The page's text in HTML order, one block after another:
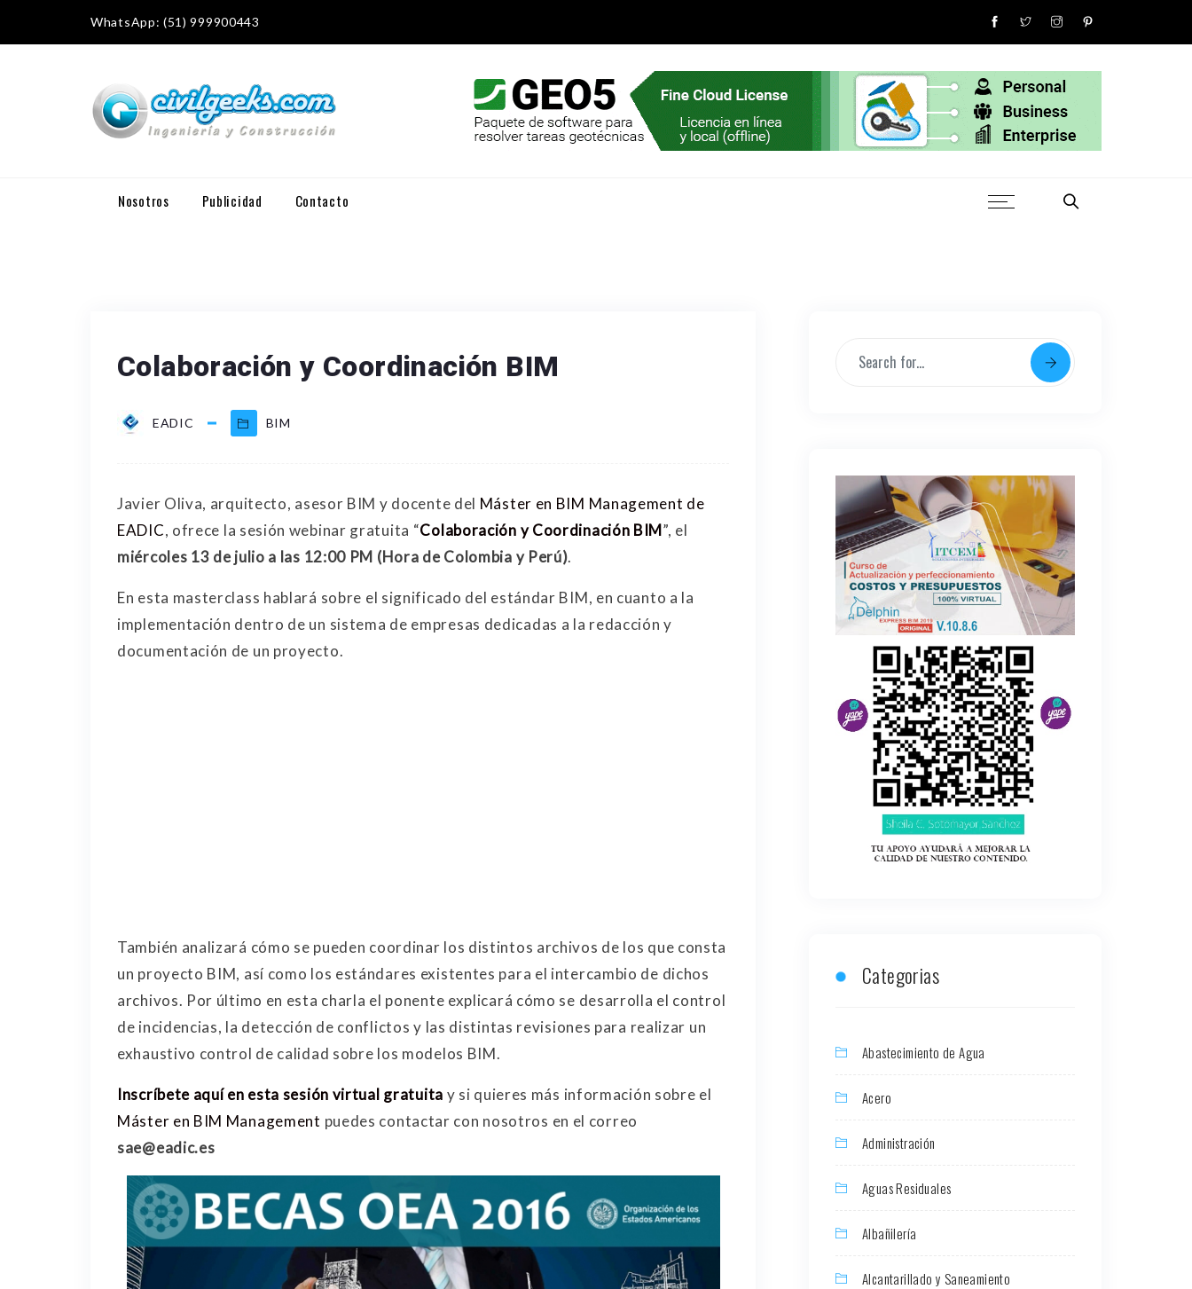
WhatsApp: (51) 999900443
Nosotros Publicidad Contacto
Colaboración y Coordinación BIM
EADIC BIM
Javier Oliva, arquitecto, asesor BIM y docente del Máster en BIM Management de
EADIC, ofrece la sesión webinar gratuita “Colaboración y Coordinación BIM”, el
miércoles 13 de julio a las 12:00 PM (Hora de Colombia y Perú).
En esta masterclass hablará sobre el significado del estándar BIM, en cuanto a la
implementación dentro de un sistema de empresas dedicadas a la redacción y
documentación de un proyecto.
También analizará cómo se pueden coordinar los distintos archivos de los que consta
un proyecto BIM, así como los estándares existentes para el intercambio de dichos
archivos. Por último en esta charla el ponente explicará cómo se desarrolla el control
de incidencias, la detección de conflictos y las distintas revisiones para realizar un
exhaustivo control de calidad sobre los modelos BIM.
Inscríbete aquí en esta sesión virtual gratuita y si quieres más información sobre el
Máster en BIM Management puedes contactar con nosotros en el correo
sae@eadic.es
Categorias
Abastecimiento de Agua
Acero
Administración
Aguas Residuales
Albañilería
Alcantarillado y Saneamiento